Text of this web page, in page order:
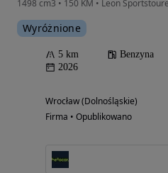
Wyróżnione
5 km Benzyna
2026
Wrocław (Dolnośląskie)
Firma • Opublikowano